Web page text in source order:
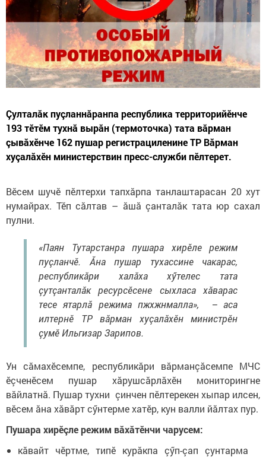
Çулталăк пуçланнăранпа республика территорийӗнче
193 тӗтӗм тухнă вырăн (термоточка) тата вăрман
çывăхӗнче 162 пушар регистрациленине ТР Вăрман
хуçалăхӗн министерствин пресс-служби пӗлтерет.
Вӗсем шучӗ пӗлтерхи тапхăрпа танлаштарасан 20 хут
нумайрах. Тӗп сăлтав – ăшă çанталăк тата юр сахал
пулни.
«Паян Тутарстанра пушара хирӗле режим
пуçланчӗ. Ăна пушар тухассине чакарас,
республикăри халăха хӳтелес тата
çутçанталăк ресурсӗсене сыхласа хăварас
тесе ятарлă режима пжхжнмалла», – аса
илтернӗ ТР вăрман хуçалăхӗн министрӗн
çумӗ Ильгизар Зарипов.
Ун сăмахӗсемпе, республикăри вăрманçăсемпе МЧС
ӗçченӗсем пушар хăрушсăрлăхӗн мониторингне
вăйлатнă. Пушар тухни çинчен пӗлтерекен хыпар илсен,
вӗсем ăна хăвăрт сӳнтерме хатӗр, кун валли йăлтах пур.
Пушара хирӗçле режим вăхăтӗнчи чарусем:
кăвайт чӗртме, типӗ курăкпа çӳп-çап çунтарма